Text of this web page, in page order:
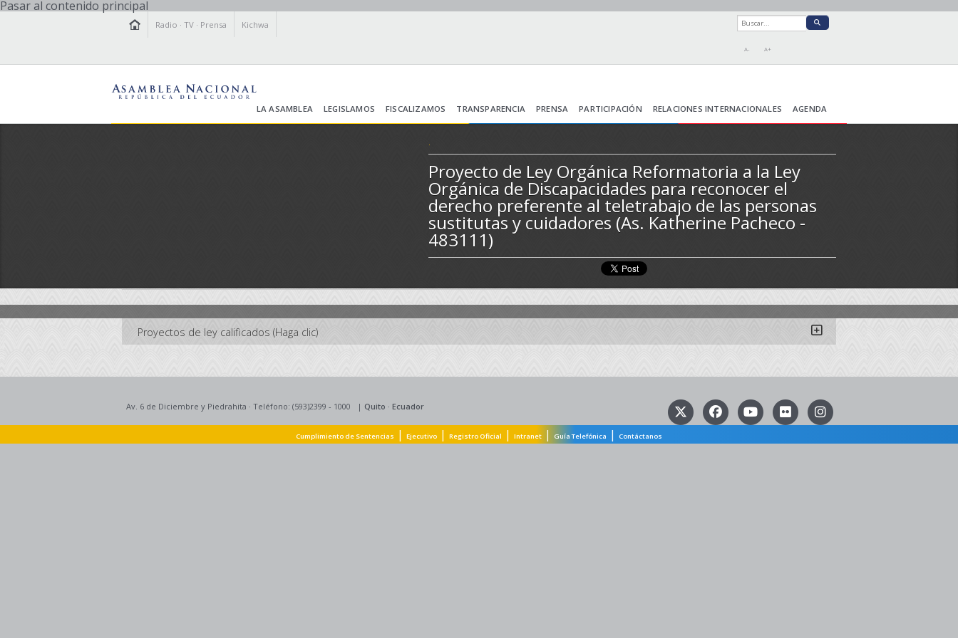
Pasar al contenido principal
Radio ·TV · Prensa Kichwa
A- A+
LA ASAMBLEA LEGISLAMOS FISCALIZAMOS TRANSPARENCIA PRENSA PARTICIPACIÓN RELACIONES INTERNACIONALES AGENDA
.
Proyecto de Ley Orgánica Reformatoria a la Ley
Orgánica de Discapacidades para reconocer el
derecho preferente al teletrabajo de las personas
sustitutas y cuidadores (As. Katherine Pacheco -
483111)
Proyectos de ley calificados (Haga clic)
Av. 6 de Diciembre y Piedrahita · Teléfono: (593)2399 - 1000 | Quito · Ecuador
Cumplimiento de Sentencias | Ejecutivo | Registro Oficial | Intranet | Guía Telefónica | Contáctanos